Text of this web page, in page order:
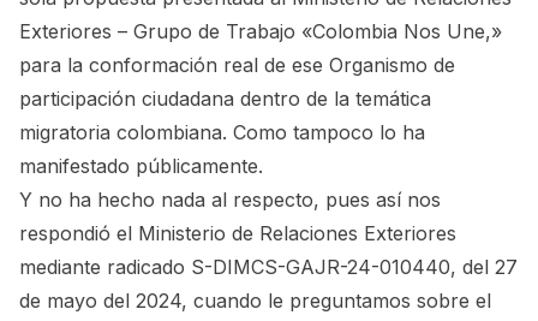
Exteriores – Grupo de Trabajo «Colombia Nos Une,»
para la conformación real de ese Organismo de
participación ciudadana dentro de la temática
migratoria colombiana. Como tampoco lo ha
manifestado públicamente.
Y no ha hecho nada al respecto, pues así nos
respondió el Ministerio de Relaciones Exteriores
mediante radicado S-DIMCS-GAJR-24-010440, del 27
de mayo del 2024, cuando le preguntamos sobre el